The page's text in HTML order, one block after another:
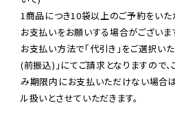
1商品につき10袋以上のご予約をいた
お支払いをお願いする場合がございま
お支払い方法で「代引き」をご選択い
(前振込)」にてご請求となりますので
み期限内にお支払いただけない場合
ル扱いとさせていただきます。